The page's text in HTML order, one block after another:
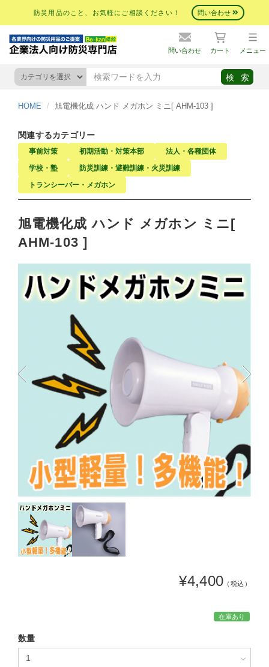
防災用品のこと、お気軽にご相談ください！ 問い合わせ
問い合わせ カート メニュー
HOME 旭電機化成 ハンド メガホン ミニ[ AHM-103 ]
関連するカテゴリー
事前対策 初期活動・対策本部
法人・各種団体
学校・塾
防災訓練・避難訓練・火災訓練
トランシーバー・メガホン
旭電機化成 ハンド メガホン ミニ[
AHM-103 ]
¥4,400 （税込）
在庫あり
数量